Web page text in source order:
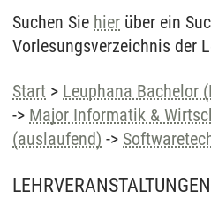
Suchen Sie hier über ein
Vorlesungsverzeichnis der
Start > Leuphana Bachelor
-> Major Informatik &
(auslaufend) ->
LEHRVERANSTALTUNGEN